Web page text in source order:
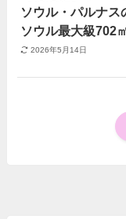
ソウル・パルナス
ソウル最大級702
2026年5月14日